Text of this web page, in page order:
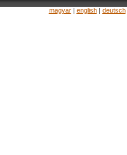
magyar| english| deutsch